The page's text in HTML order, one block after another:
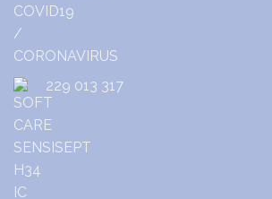
229 013 317